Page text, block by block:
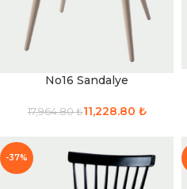
No16 Sandalye
17,964.80₺11,228.80 ₺
-37%